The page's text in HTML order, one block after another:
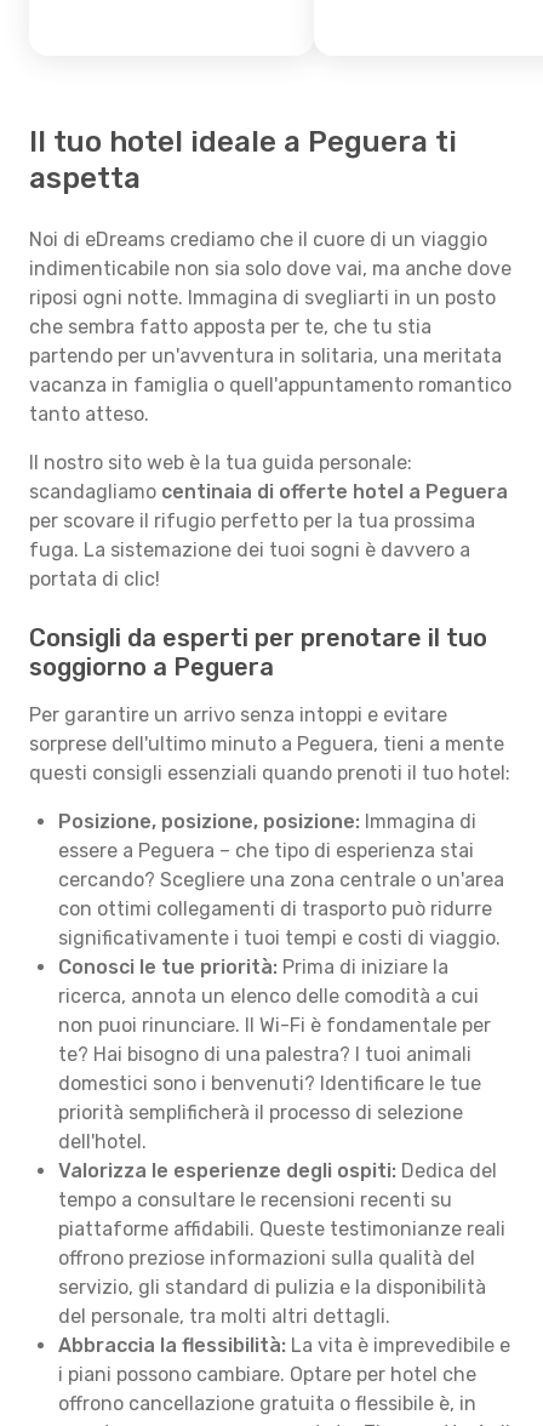
Il tuo hotel ideale a Peguera ti
aspetta
Noi di eDreams crediamo che il cuore di un viaggio
indimenticabile non sia solo dove vai, ma anche dove
riposi ogni notte. Immagina di svegliarti in un posto
che sembra fatto apposta per te, che tu stia
partendo per un'avventura in solitaria, una meritata
vacanza in famiglia o quell'appuntamento romantico
tanto atteso.
Il nostro sito web è la tua guida personale:
scandagliamo centinaia di offerte hotel a Peguera
per scovare il rifugio perfetto per la tua prossima
fuga. La sistemazione dei tuoi sogni è davvero a
portata di clic!
Consigli da esperti per prenotare il tuo
soggiorno a Peguera
Per garantire un arrivo senza intoppi e evitare
sorprese dell'ultimo minuto a Peguera, tieni a mente
questi consigli essenziali quando prenoti il tuo hotel:
Posizione, posizione, posizione: Immagina di
essere a Peguera – che tipo di esperienza stai
cercando? Scegliere una zona centrale o un'area
con ottimi collegamenti di trasporto può ridurre
significativamente i tuoi tempi e costi di viaggio.
Conosci le tue priorità: Prima di iniziare la
ricerca, annota un elenco delle comodità a cui
non puoi rinunciare. Il Wi-Fi è fondamentale per
te? Hai bisogno di una palestra? I tuoi animali
domestici sono i benvenuti? Identificare le tue
priorità semplificherà il processo di selezione
dell'hotel.
Valorizza le esperienze degli ospiti: Dedica del
tempo a consultare le recensioni recenti su
piattaforme affidabili. Queste testimonianze reali
offrono preziose informazioni sulla qualità del
servizio, gli standard di pulizia e la disponibilità
del personale, tra molti altri dettagli.
Abbraccia la flessibilità: La vita è imprevedibile e
i piani possono cambiare. Optare per hotel che
offrono cancellazione gratuita o flessibile è, in